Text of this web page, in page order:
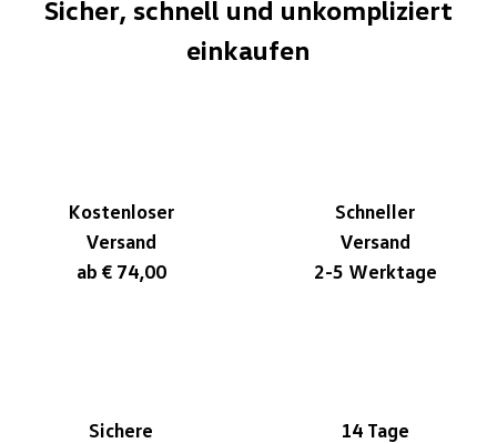
Sicher, schnell und unkompliziert
einkaufen
Kostenloser
Versand
ab € 74,00
Schneller
Versand
2-5 Werktage
Sichere
14 Tage